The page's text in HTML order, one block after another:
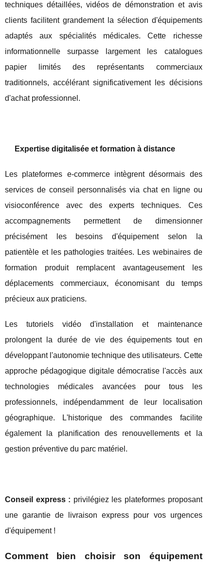
techniques détaillées, vidéos de démonstration et avis
clients facilitent grandement la sélection d'équipements
adaptés aux spécialités médicales. Cette richesse
informationnelle surpasse largement les catalogues
papier limités des représentants commerciaux
traditionnels, accélérant significativement les décisions
d'achat professionnel.
Expertise digitalisée et formation à distance
Les plateformes e-commerce intègrent désormais des
services de conseil personnalisés via chat en ligne ou
visioconférence avec des experts techniques. Ces
accompagnements permettent de dimensionner
précisément les besoins d'équipement selon la
patientèle et les pathologies traitées. Les webinaires de
formation produit remplacent avantageusement les
déplacements commerciaux, économisant du temps
précieux aux praticiens.
Les tutoriels vidéo d'installation et maintenance
prolongent la durée de vie des équipements tout en
développant l'autonomie technique des utilisateurs. Cette
approche pédagogique digitale démocratise l'accès aux
technologies médicales avancées pour tous les
professionnels, indépendamment de leur localisation
géographique. L'historique des commandes facilite
également la planification des renouvellements et la
gestion préventive du parc matériel.
Conseil express : privilégiez les plateformes proposant
une garantie de livraison express pour vos urgences
d'équipement !
Comment bien choisir son équipement